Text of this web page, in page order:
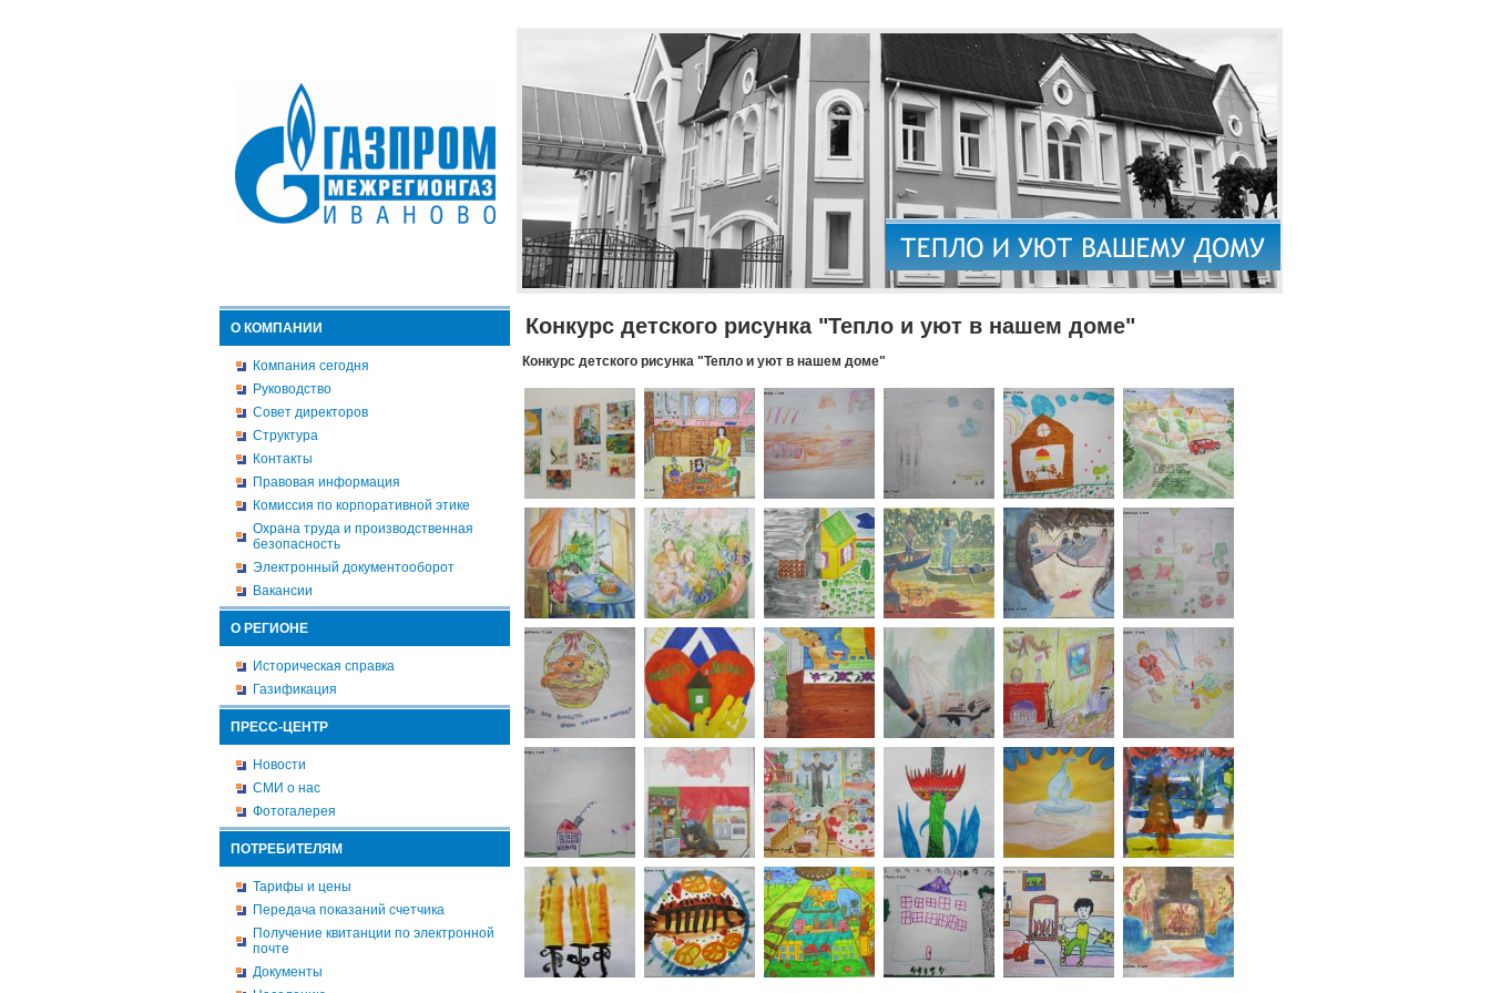
О КОМПАНИИ
Компания сегодня
Руководство
Совет директоров
Структура
Контакты
Правовая информация
Комиссия по корпоративной этике
Охрана труда и производственная
безопасность
Электронный документооборот
Вакансии
О РЕГИОНЕ
Историческая справка
Газификация
ПРЕСС-ЦЕНТР
Новости
СМИ о нас
Фотогалерея
ПОТРЕБИТЕЛЯМ
Тарифы и цены
Передача показаний счетчика
Получение квитанции по электронной
почте
Документы
Конкурс детского рисунка "Тепло и уют в нашем доме"
Конкурс детского рисунка "Тепло и уют в нашем доме"